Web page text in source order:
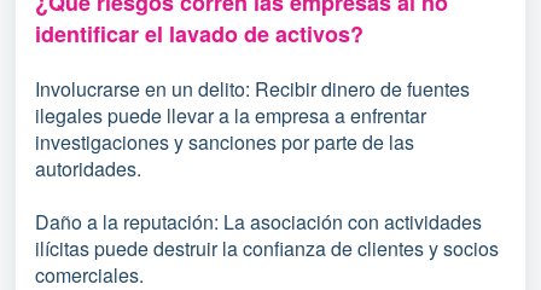
identificar el lavado de activos?
Involucrarse en un delito: Recibir dinero de fuentes
ilegales puede llevar a la empresa a enfrentar
investigaciones y sanciones por parte de las
autoridades.
Daño a la reputación: La asociación con actividades
ilícitas puede destruir la confianza de clientes y socios
comerciales.